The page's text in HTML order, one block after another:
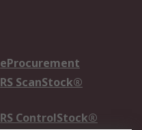
eProcurement
RS ScanStock®
RS ControlStock®